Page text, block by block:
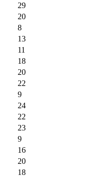
29
20
8
13
11
18
20
22
9
24
22
23
9
16
20
18